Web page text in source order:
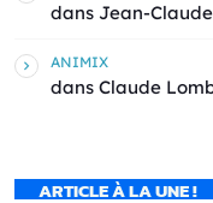
dans Jean-
ANIMIX
dans Claude
ARTICLE À LA UNE !